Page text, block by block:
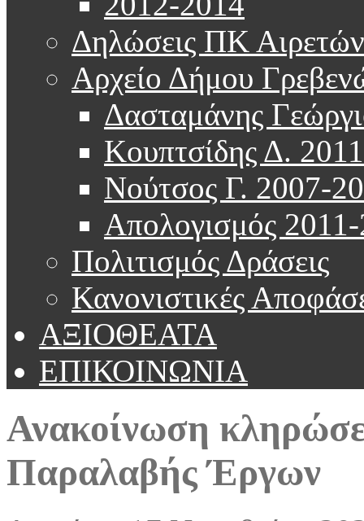
Δηλώσεις ΠΚ Αιρετών
Αρχείο Δήμου
Δασταμάνης
Κουπτσίδης Δ.
Νούτσος Γ. 2007-
Απολογισμός
Πολιτισμός Δράσεις
Κανονιστικές
ΑΞΙΟΘΕΑΤΑ
ΕΠΙΚΟΙΝΩΝΙΑ
Ανακοίνωση
Παραλαβής Έργων